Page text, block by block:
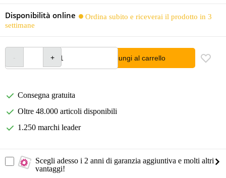
Disponibilità online
Ordina subito e riceverai il prodotto in 3
settimane
Aggiungi al carrello
Consegna gratuita
Oltre 48.000 articoli disponibili
1.250 marchi leader
Scegli adesso i 2 anni di garanzia aggiuntiva e molti altri
vantaggi!